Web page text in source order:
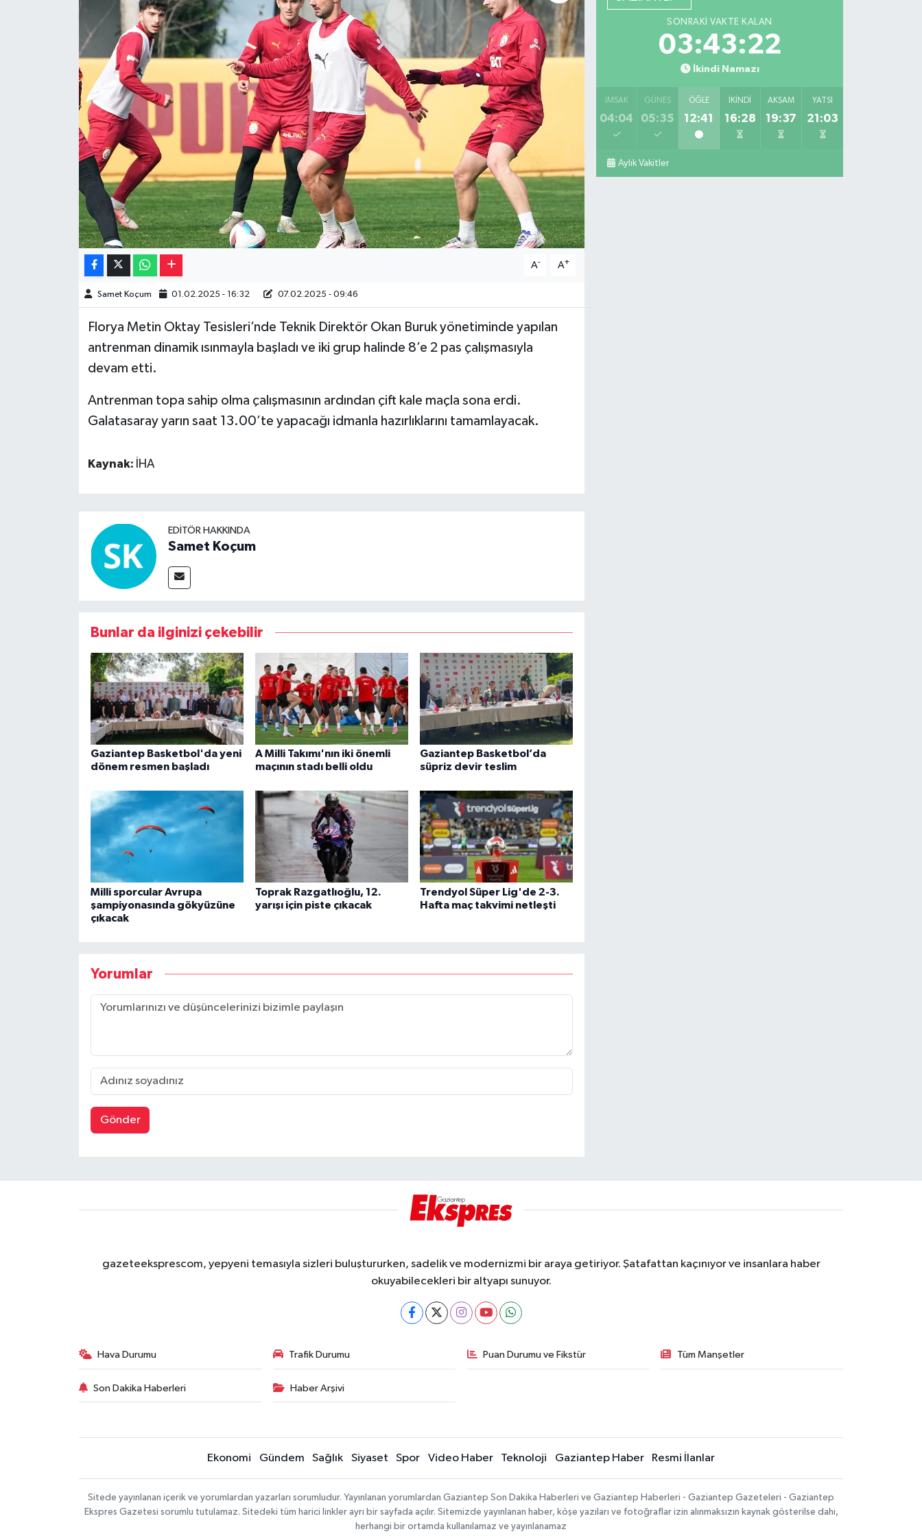
A- A+
Samet Koçum 01.02.2025 - 16:32 07.02.2025 - 09:46
Florya Metin Oktay Tesisleri’nde Teknik Direktör Okan Buruk yönetiminde yapılan
antrenman dinamik ısınmayla başladı ve iki grup halinde 8’e 2 pas çalışmasıyla
devam etti.
Antrenman topa sahip olma çalışmasının ardından çift kale maçla sona erdi.
Galatasaray yarın saat 13.00’te yapacağı idmanla hazırlıklarını tamamlayacak.
Kaynak: İHA
EDITÖR HAKKINDA
Samet Koçum
Bunlar da ilginizi çekebilir
Gaziantep Basketbol'da yeni
dönem resmen başladı
A Milli Takımı'nın iki önemli
maçının stadı belli oldu
Gaziantep Basketbol’da
süpriz devir teslim
Milli sporcular Avrupa
şampiyonasında gökyüzüne
çıkacak
Toprak Razgatlıoğlu, 12.
yarışı için piste çıkacak
Trendyol Süper Lig'de 2-3.
Hafta maç takvimi netleşti
Yorumlar
Gönder
SONRAKI VAKTE KALAN
03:43:21
İkindi Namazı
İMSAK
04:04
GÜNEŞ
05:35
ÖĞLE
12:41
İKINDI
16:28
AKŞAM
19:37
YATSI
21:03
Aylık Vakitler
gazeteeksprescom, yepyeni temasıyla sizleri buluştururken, sadelik ve modernizmi bir araya getiriyor. Şatafattan kaçınıyor ve insanlara haber
okuyabilecekleri bir altyapı sunuyor.
Hava Durumu Trafik Durumu Puan Durumu ve Fikstür Tüm Manşetler
Son Dakika Haberleri Haber Arşivi
Ekonomi Gündem Sağlık Siyaset Spor Video Haber Teknoloji Gaziantep Haber Resmi İlanlar
Sitede yayınlanan içerik ve yorumlardan yazarları sorumludur. Yayınlanan yorumlardan Gaziantep Son Dakika Haberleri ve Gaziantep Haberleri - Gaziantep Gazeteleri - Gaziantep
Ekspres Gazetesi sorumlu tutulamaz. Sitedeki tüm harici linkler ayrı bir sayfada açılır. Sitemizde yayınlanan haber, köşe yazıları ve fotoğraflar izin alınmaksızın kaynak gösterilse dahi,
herhangi bir ortamda kullanılamaz ve yayınlanamaz
Resmi İlanlar
Sinemalar